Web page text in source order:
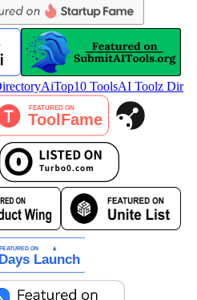
AiTop10 ToolsAI Toolz Dir